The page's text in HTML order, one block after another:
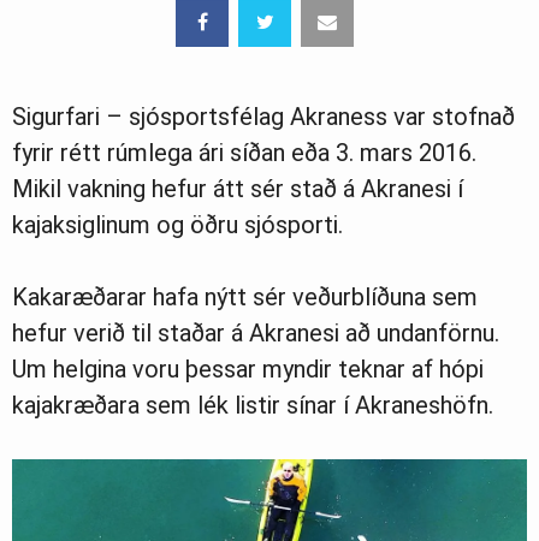
Greinasafn
Ljósmyndasafn
Sigurfari – sjósportsfélag Akraness var stofnað
fyrir rétt rúmlega ári síðan eða 3. mars 2016.
Mikil vakning hefur átt sér stað á Akranesi í
kajaksiglinum og öðru sjósporti.
Kakaræðarar hafa nýtt sér veðurblíðuna sem
hefur verið til staðar á Akranesi að undanförnu.
Um helgina voru þessar myndir teknar af hópi
kajakræðara sem lék listir sínar í Akraneshöfn.